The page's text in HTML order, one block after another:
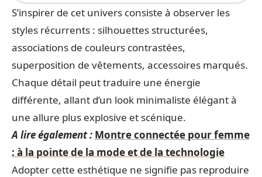
S’inspirer de cet univers consiste à observer les
styles récurrents : silhouettes structurées,
associations de couleurs contrastées,
superposition de vêtements, accessoires marqués.
Chaque détail peut traduire une énergie
différente, allant d’un look minimaliste élégant à
une allure plus explosive et scénique.
A lire également : Montre connectée pour femme
: à la pointe de la mode et de la technologie
Adopter cette esthétique ne signifie pas reproduire